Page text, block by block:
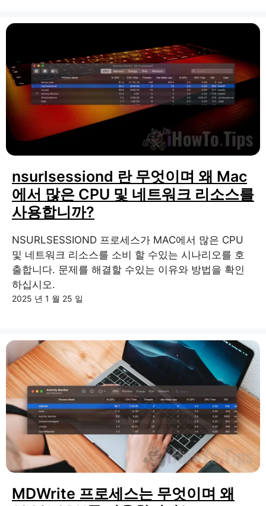
nsurlsessiond 란 무엇이며 왜 Mac
에서 많은 CPU 및 네트워크 리소스를
사용합니까?
NSURLSESSIOND 프로세스가 MAC에서 많은 CPU
및 네트워크 리소스를 소비 할 수있는 시나리오를 호
출합니다. 문제를 해결할 수있는 이유와 방법을 확인
하십시오.
2025 년 1 월 25 일
MDWrite 프로세스는 무엇이며 왜